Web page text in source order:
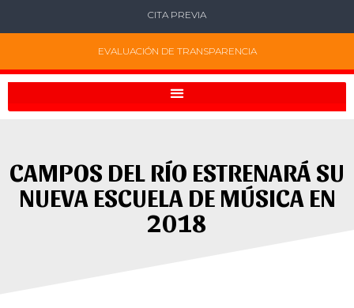
CITA PREVIA
EVALUACIÓN DE TRANSPARENCIA
CAMPOS DEL RÍO ESTRENARÁ SU
NUEVA ESCUELA DE MÚSICA EN
2018